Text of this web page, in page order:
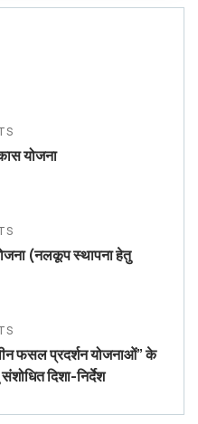
योजना
(नलकूप स्थापना हेतु
फसल प्रदर्शन योजनाओं” के
दिशा-निर्देश